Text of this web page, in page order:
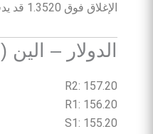
الإغلاق فوق 1.3520 قد يدفع نحو 1.3600.
الدولار – الين (USDJPY)
R2: 157.20
R1: 156.20
S1: 155.20